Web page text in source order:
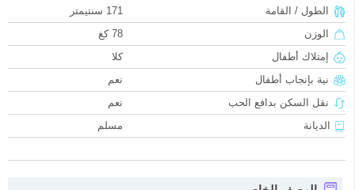
الطول / القامة
171 سنتيمتر
الوزن
78 كغ
إمتلاك أطفال
كلا
نية بإنجاب أطفال
نعم
نقل السكن بدافع الحب
نعم
الديانة
مسلم